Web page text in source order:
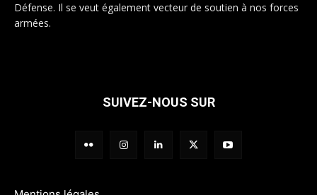
Défense. Il se veut également vecteur de soutien à nos forces
armées.
SUIVEZ-NOUS SUR